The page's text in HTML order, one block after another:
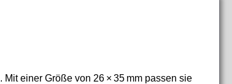
einer Größe von 26 × 35 mm passen sie